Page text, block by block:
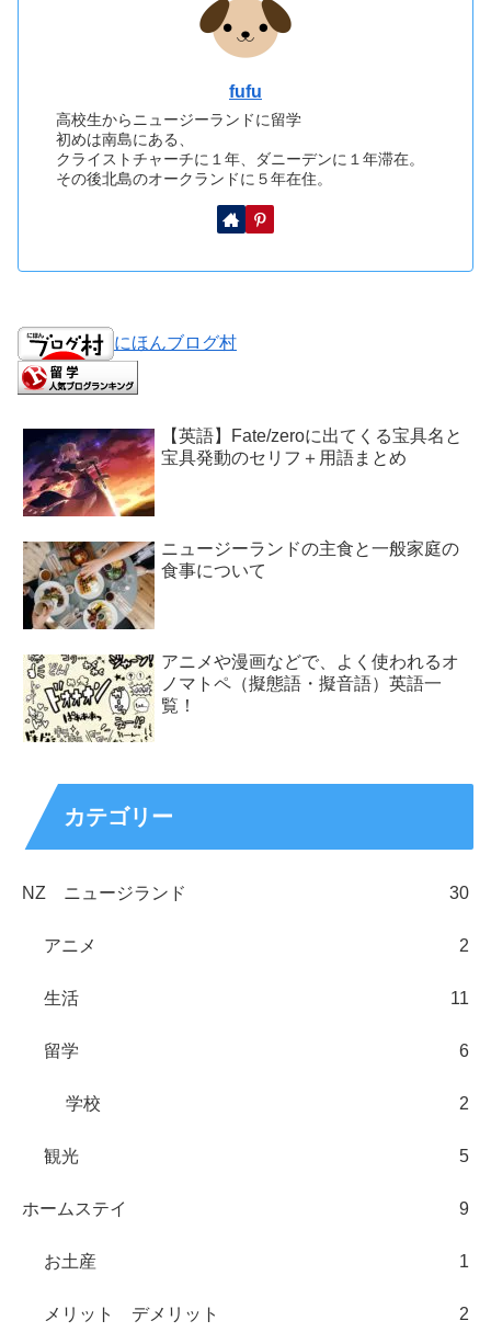
fufu
高校生からニュージーランドに留学
初めは南島にある、
クライストチャーチに１年、ダニーデンに１年滞在。
その後北島のオークランドに５年在住。
にほんブログ村
【英語】Fate/zeroに出てくる宝具名と
宝具発動のセリフ＋用語まとめ
ニュージーランドの主食と一般家庭の
食事について
アニメや漫画などで、よく使われるオ
ノマトペ（擬態語・擬音語）英語一
覧！
カテゴリー
NZ ニュージランド 30
アニメ 2
生活 11
留学 6
学校 2
観光 5
ホームステイ 9
お土産 1
メリット デメリット 2